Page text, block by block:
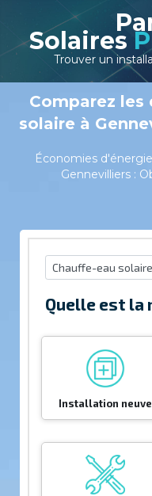
Solaires
Trouver un
Comparez les
solaire à
Économies
Gennevilliers :